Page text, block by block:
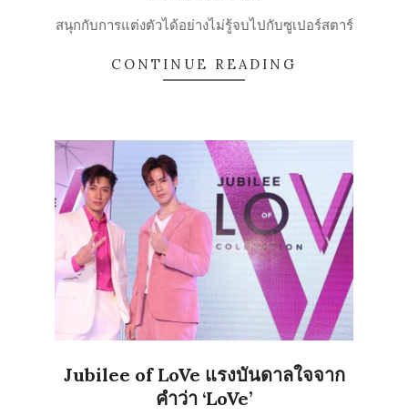
16
สนุกกับการแต่งตัวได้อย่างไม่รู้จบไปกับซูเปอร์สตาร์
CONTINUE READING
Jubilee of LoVe แรงบันดาลใจจาก
คำว่า ‘LoVe’